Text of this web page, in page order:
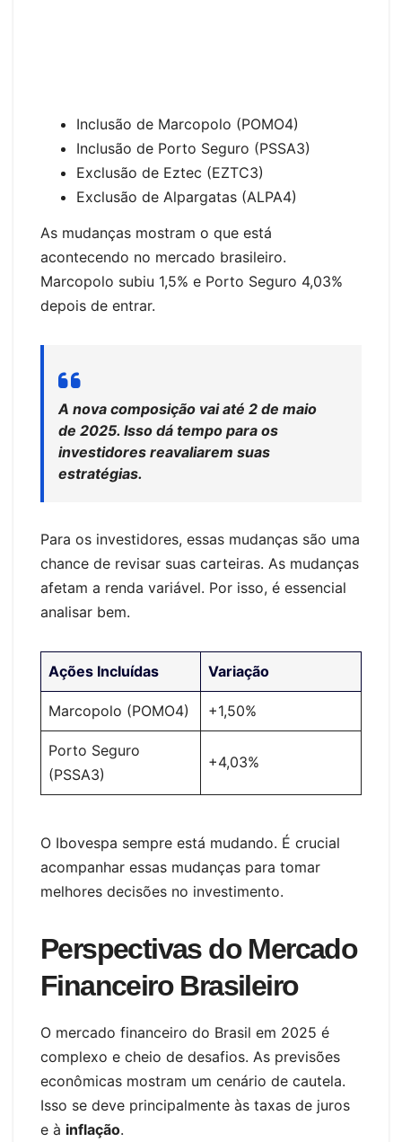
Inclusão de Marcopolo (POMO4)
Inclusão de Porto Seguro (PSSA3)
Exclusão de Eztec (EZTC3)
Exclusão de Alpargatas (ALPA4)
As mudanças mostram o que está
acontecendo no mercado brasileiro.
Marcopolo subiu 1,5% e Porto Seguro 4,03%
depois de entrar.
A nova composição vai até 2 de maio
de 2025. Isso dá tempo para os
investidores reavaliarem suas
estratégias.
Para os investidores, essas mudanças são uma
chance de revisar suas carteiras. As mudanças
afetam a renda variável. Por isso, é essencial
analisar bem.
Ações Incluídas Variação
Marcopolo (POMO4) +1,50%
Porto Seguro
(PSSA3)
+4,03%
O Ibovespa sempre está mudando. É crucial
acompanhar essas mudanças para tomar
melhores decisões no investimento.
Perspectivas do Mercado
Financeiro Brasileiro
O mercado financeiro do Brasil em 2025 é
complexo e cheio de desafios. As previsões
econômicas mostram um cenário de cautela.
Isso se deve principalmente às taxas de juros
e à inflação.